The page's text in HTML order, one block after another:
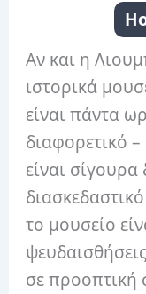
Αν και η
ιστορικά
είναι πάντα
διαφορετικό
είναι
το μουσείο
σε προοπτική